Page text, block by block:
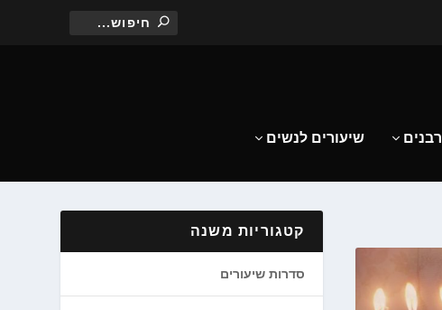
רבנים שיעורים לנשים
קטגוריות משנה
סדרות שיעורים